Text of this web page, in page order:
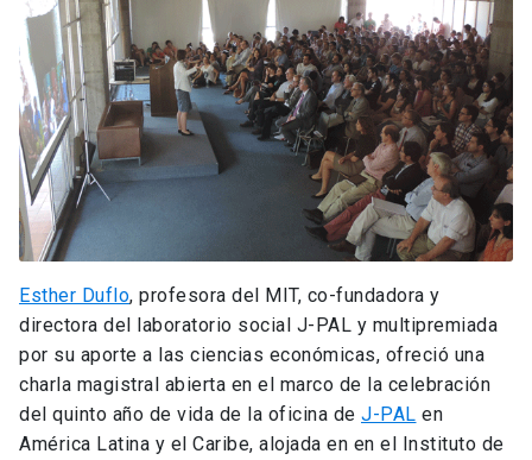
Esther Duflo, profesora del MIT, co-fundadora y
directora del laboratorio social J-PAL y multipremiada
por su aporte a las ciencias económicas, ofreció una
charla magistral abierta en el marco de la celebración
del quinto año de vida de la oficina de J-PAL en
América Latina y el Caribe, alojada en en el Instituto de